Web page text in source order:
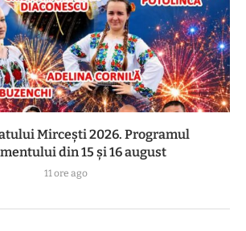
Mircești 2026. Programul
din 15 și 16 august
11 ore ago